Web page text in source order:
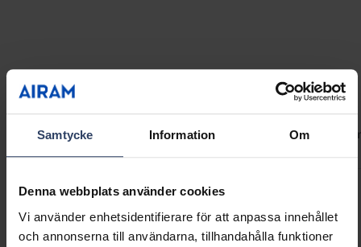
Samtycke Information Om
Denna webbplats använder cookies
Vi använder enhetsidentifierare för att anpassa innehållet
och annonserna till användarna, tillhandahålla funktioner
Teknisk information
Koder Produktversioner Nedladdningar Teknisk